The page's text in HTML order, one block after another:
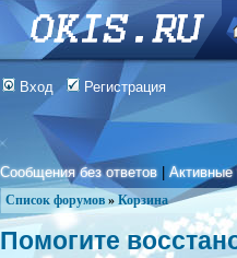
Вход Регистрация
Сообщения без ответов |
Список форумов » Корзина
Помогите